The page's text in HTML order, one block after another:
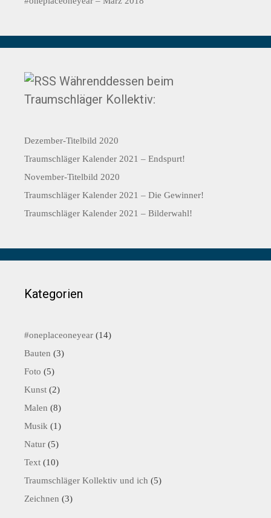
Währenddessen beim
Traumschläger Kollektiv:
Dezember-Titelbild 2020
Traumschläger Kalender 2021 – Endspurt!
November-Titelbild 2020
Traumschläger Kalender 2021 – Die Gewinner!
Traumschläger Kalender 2021 – Bilderwahl!
Kategorien
#oneplaceoneyear (14)
Bauten (3)
Foto (5)
Kunst (2)
Malen (8)
Musik (1)
Natur (5)
Text (10)
Traumschläger Kollektiv und ich (5)
Zeichnen (3)